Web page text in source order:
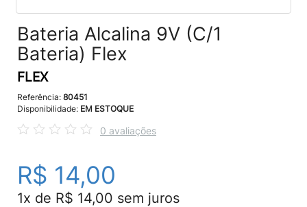
Bateria Alcalina 9V (C/1
Bateria) Flex
FLEX
Referência: 80451
Disponibilidade: EM ESTOQUE
0 avaliações
R$ 14,00
1x de R$ 14,00 sem juros